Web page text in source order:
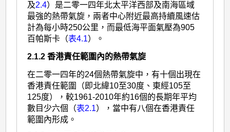
及2.4）是二零一四年北太平洋西部及南海區域
最強的熱帶氣旋，兩者中心附近最高持續風速估
計為每小時250公里，而最低海平面氣壓為905
百帕斯卡（表4.1）。
2.1.2 香港責任範圍內的熱帶氣旋
在二零一四年的24個熱帶氣旋中，有十個出現在
香港責任範圍（即北緯10至30度、東經105至
125度），較1961-2010年約16個的長期年平均
數目少六個（表2.1），當中有八個在香港責任
範圍內形成。